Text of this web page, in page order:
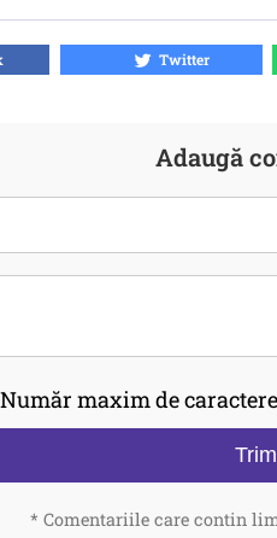
Twitter
Adaugă
maxim de
* Comentariile care contin